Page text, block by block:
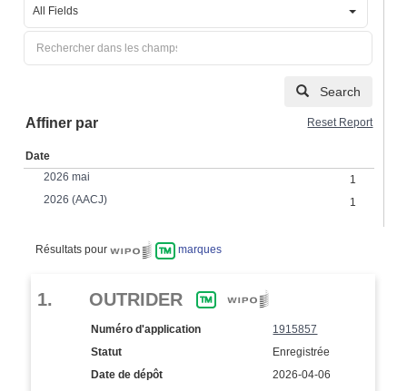
All Fields
Search
Affiner par Reset Report
Date
2026 mai
1
2026 (AACJ)
1
Résultats pour marques
1. OUTRIDER
Numéro d'application
1915857
Statut
Enregistrée
Date de dépôt
2026-04-06